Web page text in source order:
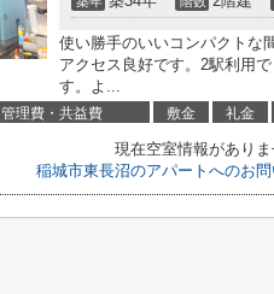
使い勝手のいいコンパクトな
アクセス良好です。2駅利用
す。よ...
管理費・共益費 敷金 礼金
現在空室情報がありま
稲城市東長沼のアパートへのお